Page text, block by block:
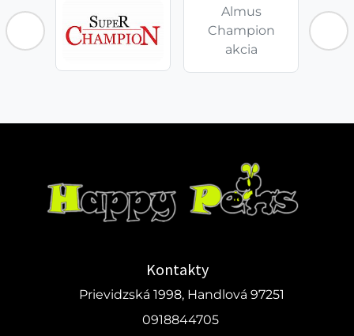
Almus
Champion
akcia
Kontakty
Prievidzská 1998, Handlová 97251
0918844705